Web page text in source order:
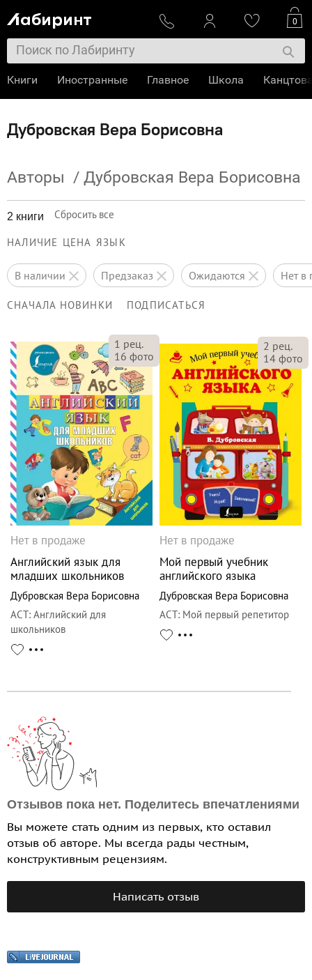
Дубровская Вера Борисовна
Авторы / Дубровская Вера Борисовна
2 книги Сбросить все
НАЛИЧИЕ ЦЕНА ЯЗЫК
в наличии предзаказ ожидаются нет
СНАЧАЛА НОВИНКИ ПОДПИСАТЬСЯ
1 рец.
16 фото
Нет в продаже
Английский язык для
младших школьников
Дубровская Вера Борисовна
АСТ: Английский для
школьников
2 рец.
14 фото
Нет в продаже
Мой первый учебник
английского языка
Дубровская Вера Борисовна
АСТ: Мой первый репетитор
Отзывов пока нет. Поделитесь впечатлениями
Вы можете стать одним из первых, кто оставил
отзыв об авторе. Мы всегда рады честным,
конструктивным рецензиям.
Написать отзыв
0
Книги Иностранные Главное Школа